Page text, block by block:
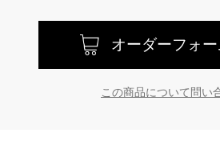
オーダーフォ
この商品について問い